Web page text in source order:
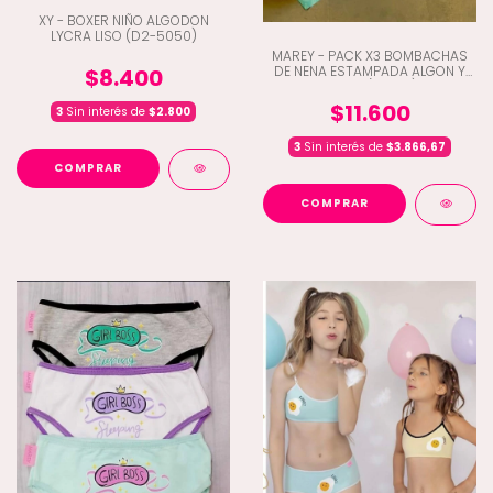
XY - BOXER NIÑO ALGODON
LYCRA LISO (D2-5050)
$8.400
3 Sin interés de $2.800
COMPRAR
MAREY - PACK X3 BOMBACHAS
DE NENA ESTAMPADA ALGON Y
$11.600
3 Sin interés de $3.866,67
COMPRAR